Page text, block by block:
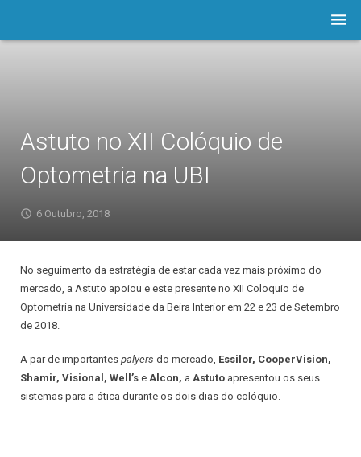
Prod./Serviços
LOJA
Notícias
Contactos
Assistência
Astuto no XII Colóquio de
Optometria na UBI
6 Outubro, 2018
No seguimento da estratégia de estar cada vez mais próximo do
mercado, a Astuto apoiou e este presente no XII Coloquio de
Optometria na Universidade da Beira Interior em 22 e 23 de Setembro
de 2018.
A par de importantes palyers do mercado, Essilor, CooperVision,
Shamir, Visional, Well’s e Alcon, a Astuto apresentou os seus
sistemas para a ótica durante os dois dias do colóquio.